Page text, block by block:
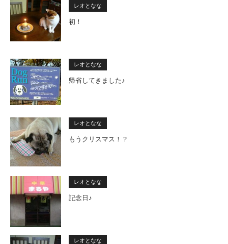
レオとなな
初！
レオとなな
帰省してきました♪
レオとなな
もうクリスマス！？
レオとなな
記念日♪
レオとなな